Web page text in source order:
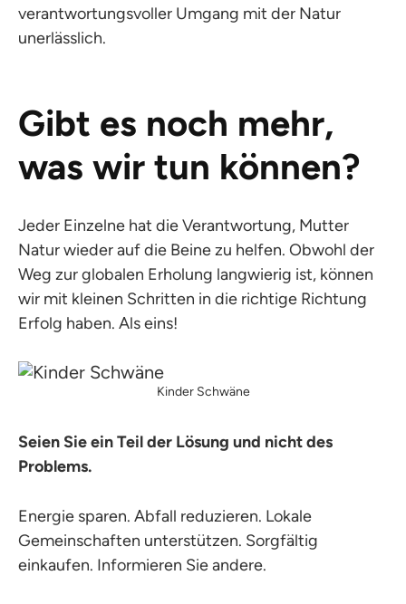
verantwortungsvoller Umgang mit der Natur
unerlässlich.
Gibt es noch mehr,
was wir tun können?
Jeder Einzelne hat die Verantwortung, Mutter
Natur wieder auf die Beine zu helfen. Obwohl der
Weg zur globalen Erholung langwierig ist, können
wir mit kleinen Schritten in die richtige Richtung
Erfolg haben. Als eins!
Kinder Schwäne
Seien Sie ein Teil der Lösung und nicht des
Problems.
Energie sparen. Abfall reduzieren. Lokale
Gemeinschaften unterstützen. Sorgfältig
einkaufen. Informieren Sie andere.